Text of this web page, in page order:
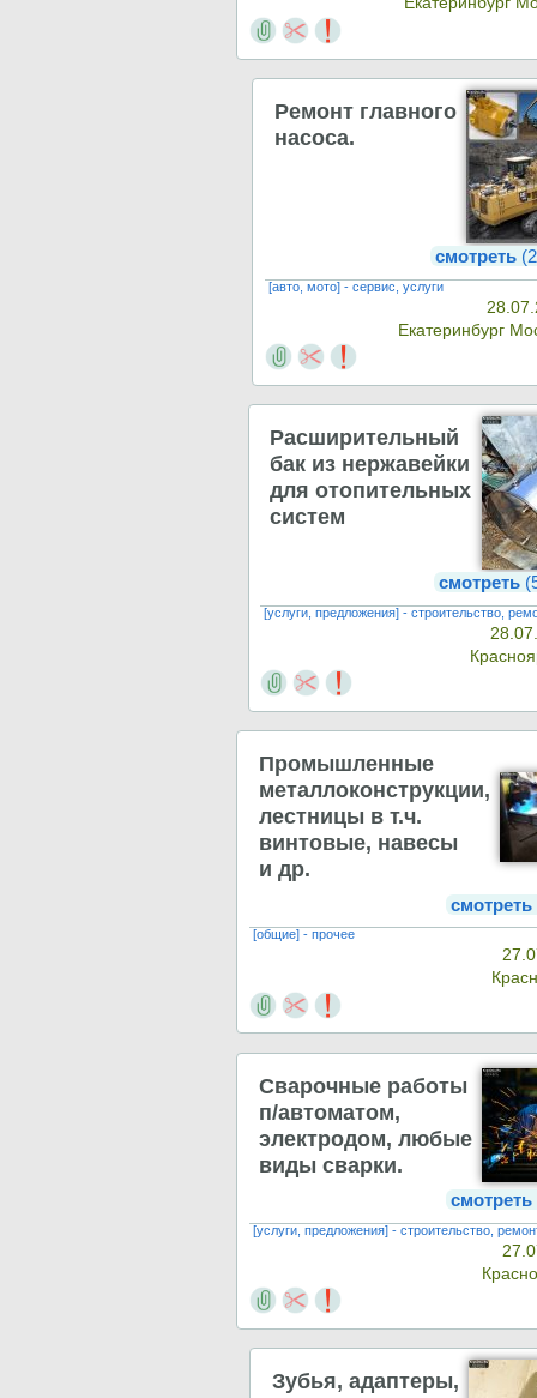
Ремонт главного
насоса.
смотреть
[авто, мото] - сервис, услуги
Екатеринбург
Расширительный
бак из нержавейки
для отопительных
систем
смотреть
[услуги, предложения] - строительство,
Промышленные
металлоконструкции,
лестницы в т.ч.
винтовые, навесы
и др.
смотреть
[общие] - прочее
Сварочные работы
п/автоматом,
электродом, любые
виды сварки.
смотреть
[услуги, предложения] - строительство,
Зубья, адаптеры,